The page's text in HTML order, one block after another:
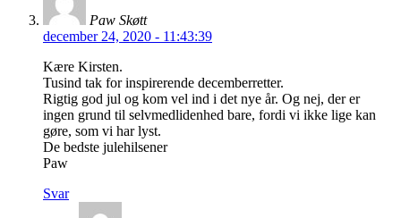
Paw Skøtt
december 24, 2020 - 11:43:39
Kære Kirsten.
Tusind tak for inspirerende decemberretter.
Rigtig god jul og kom vel ind i det nye år. Og nej, der er
ingen grund til selvmedlidenhed bare, fordi vi ikke lige kan
gøre, som vi har lyst.
De bedste julehilsener
Paw
Svar